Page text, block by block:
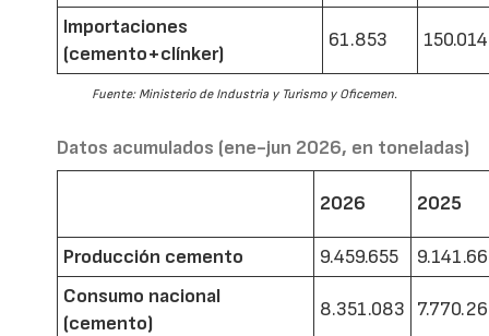
Importaciones
(cemento+clínker)
61.853 150.014
Fuente: Ministerio de Industria y Turismo y Oficemen.
Datos acumulados (ene-jun 2026, en toneladas)
2026 2025
Producción cemento 9.459.655
Consumo nacional
(cemento)
8.351.083